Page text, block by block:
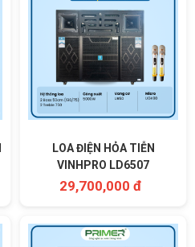
LOA ĐIỆN HỎA TIỄN
VINHPRO LD6507
29,700,000 đ